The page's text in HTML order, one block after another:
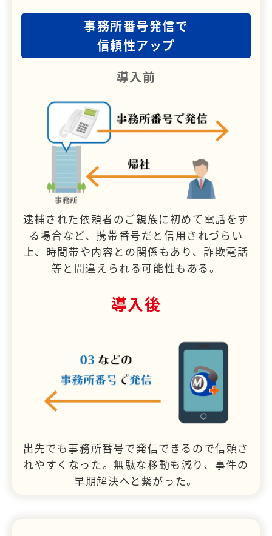
事務所番号発信で
信頼性アップ
導入前
逮捕された依頼者のご親族に初めて電話をす
る場合など、携帯番号だと信用されづらい
上、時間帯や内容との関係もあり、詐欺電話
等と間違えられる可能性もある。
導入後
出先でも事務所番号で発信できるので信頼さ
れやすくなった。無駄な移動も減り、事件の
早期解決へと繋がった。